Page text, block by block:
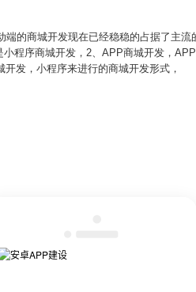
的商城开发现在已经稳稳的占据了主
程序商城开发，2、APP商城开发，
发，小程序来进行的商城开发形式，